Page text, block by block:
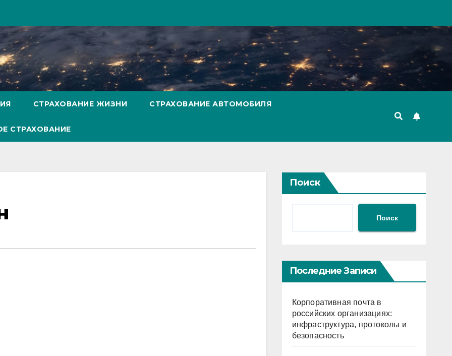
СТРАХОВАНИЕ ЖИЗНИ СТРАХОВАНИЕ АВТОМОБИЛЯ
СТРАХОВАНИЕ
Поиск
Поиск
Последние Записи
Корпоративная почта в
российских организациях:
инфраструктура, протоколы и
безопасность